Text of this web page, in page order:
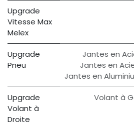
Upgrade
Vitesse Max
Melex
Upgrade
Pneu
Jantes en
Jantes en
Jantes en
Upgrade
Volant à
Droite
Volant à